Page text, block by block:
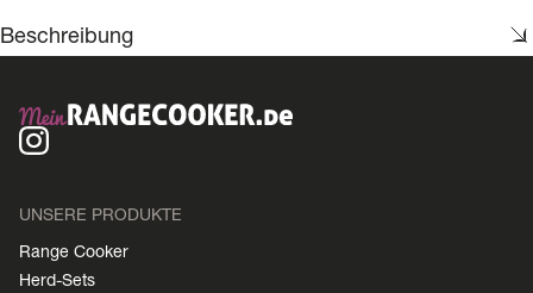
Beschreibung
UNSERE PRODUKTE
Range Cooker
Herd-Sets